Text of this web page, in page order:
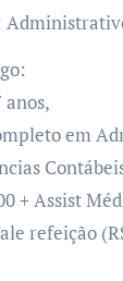
em
+ Assist
refeição